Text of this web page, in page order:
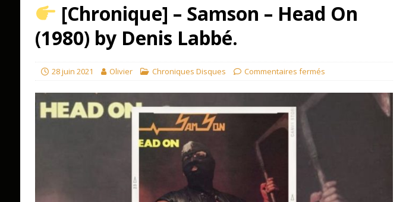
[Chronique] – Samson – Head On
(1980) by Denis Labbé.
28 juin 2021 Olivier Chroniques Disques Commentaires fermés